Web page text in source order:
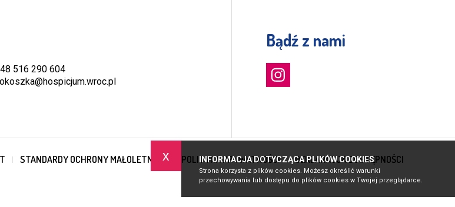
x INFORMACJA DOTYCZĄCA PLIKÓW COOKIES
Strona korzysta z plików cookies. Możesz określić warunki
przechowywania lub dostępu do plików cookies w Twojej przeglądarce.
516 290 604
Bądź z nami
STANDARDY OCHRONY MAŁOLETNICH POLITYKA PRYWATNOŚCI DEKLARACJA DOSTĘPNOŚCI